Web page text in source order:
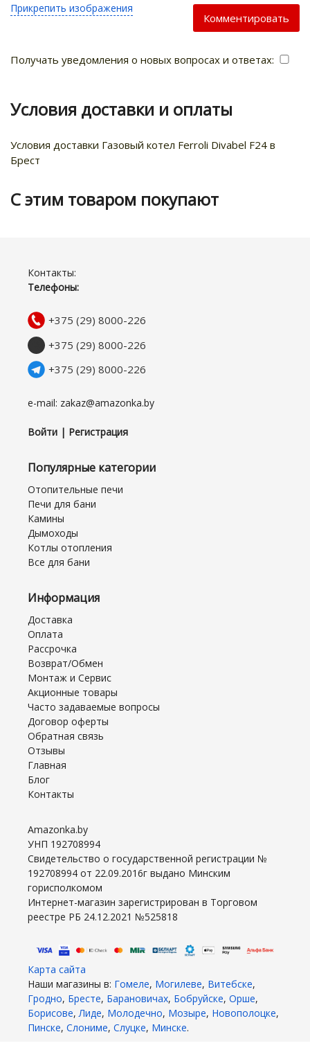
Прикрепить изображения
Комментировать
Получать уведомления о новых вопросах и ответах:
Условия доставки и оплаты
Условия доставки Газовый котел Ferroli Divabel F24 в
Брест
С этим товаром покупают
Контакты:
Телефоны:
+375 (29) 8000-226
+375 (29) 8000-226
+375 (29) 8000-226
e-mail: zakaz@amazonka.by
Войти | Регистрация
Популярные категории
Отопительные печи
Печи для бани
Камины
Дымоходы
Котлы отопления
Все для бани
Информация
Доставка
Оплата
Рассрочка
Возврат/Обмен
Монтаж и Сервис
Акционные товары
Часто задаваемые вопросы
Договор оферты
Обратная связь
Отзывы
Главная
Блог
Контакты
Amazonka.by
УНП 192708994
Свидетельство о государственной регистрации №
192708994 от 22.09.2016г выдано Минским
горисполкомом
Интернет-магазин зарегистрирован в Торговом
реестре РБ 24.12.2021 №525818
Карта сайта
Наши магазины в: Гомеле, Могилеве, Витебске,
Гродно, Бресте, Барановичах, Бобруйске, Орше,
Борисове,Лиде, Молодечно, Мозыре, Новополоцке,
Пинске, Слониме, Слуцке, Минске.